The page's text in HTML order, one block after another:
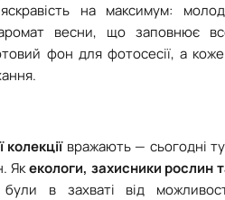
на максимум:
весни, що заповнює
фон для фотосесії, а
колекції вражають — сьогодні
Якекологи, захисники рослин
в захваті від